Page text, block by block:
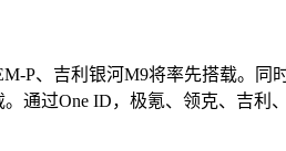
P、吉利银河M9将率先搭载。
通过One ID，极氪、领克、吉利